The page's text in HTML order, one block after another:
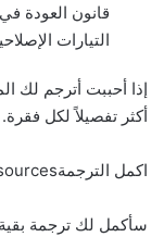
قانون العودة
التيارات
إذا أحببت أترجم لك
أكثر تفصيلاً لكل فقرة.
اكمل الترجمةReviewed 20 sources
سأكمل لك ترجمة